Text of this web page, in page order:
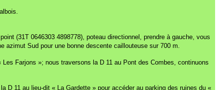
(31T 0646303 4898778), poteau directionnel, prendre à gauche, vous
azimut Sud pour une bonne descente caillouteuse sur 700 m.
Farjons »; nous traversons la D 11 au Pont des Combes, continuons
D 11 au lieu-dit « La Gardette » pour accéder au parking des ruines du «